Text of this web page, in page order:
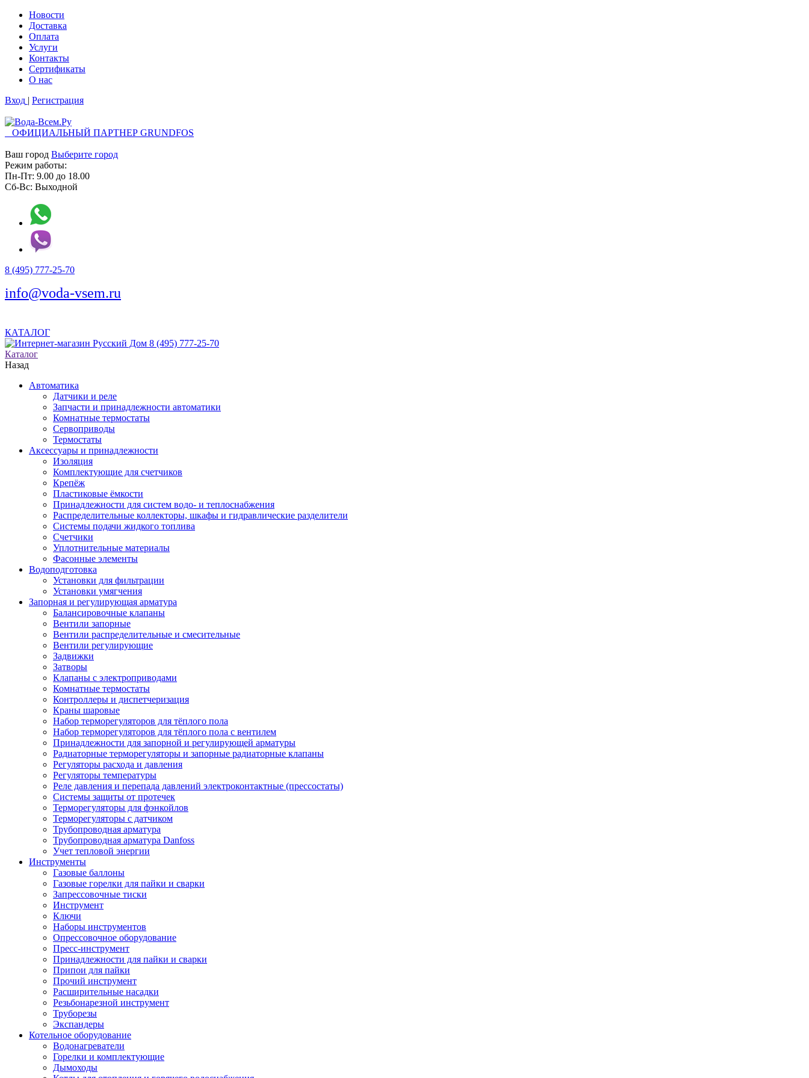
Новости
Доставка
Оплата
Услуги
Контакты
Cертификаты
О нас
Вход | Регистрация
ОФИЦИАЛЬНЫЙ ПАРТНЕР GRUNDFOS
Ваш город Выберите город
Режим работы:
Пн-Пт: 9.00 до 18.00
Сб-Вс: Выходной
8 (495) 777-25-70
info@voda-vsem.ru
КАТАЛОГ
8 (495) 777-25-70
Каталог
Назад
Автоматика
Датчики и реле
Запчасти и принадлежности автоматики
Комнатные термостаты
Сервоприводы
Термостаты
Аксессуары и принадлежности
Изоляция
Комплектующие для счетчиков
Крепёж
Пластиковые ёмкости
Принадлежности для систем водо- и теплоснабжения
Распределительные коллекторы, шкафы и гидравлические разделители
Системы подачи жидкого топлива
Счетчики
Уплотнительные материалы
Фасонные элементы
Водоподготовка
Установки для фильтрации
Установки умягчения
Запорная и регулирующая арматура
Балансировочные клапаны
Вентили запорные
Вентили распределительные и смесительные
Вентили регулирующие
Задвижки
Затворы
Клапаны с электроприводами
Комнатные термостаты
Контроллеры и диспетчеризация
Краны шаровые
Набор терморегуляторов для тёплого пола
Набор терморегуляторов для тёплого пола с вентилем
Принадлежности для запорной и регулирующей арматуры
Радиаторные терморегуляторы и запорные радиаторные клапаны
Регуляторы расхода и давления
Регуляторы температуры
Реле давления и перепада давлений электроконтактные (прессостаты)
Системы защиты от протечек
Терморегуляторы для фэнкойлов
Терморегуляторы с датчиком
Трубопроводная арматура
Трубопроводная арматура Danfoss
Учет тепловой энергии
Инструменты
Газовые баллоны
Газовые горелки для пайки и сварки
Запрессовочные тиски
Инструмент
Ключи
Наборы инструментов
Опрессовочное оборудование
Пресс-инструмент
Принадлежности для пайки и сварки
Припои для пайки
Прочий инструмент
Расширительные насадки
Резьбонарезной инструмент
Труборезы
Экспандеры
Котельное оборудование
Водонагреватели
Горелки и комплектующие
Дымоходы